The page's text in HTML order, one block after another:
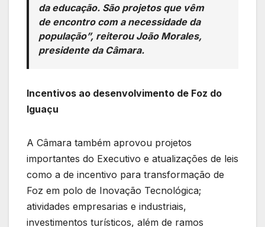
da educação. São projetos que vêm
de encontro com a necessidade da
população”, reiterou João Morales,
presidente da Câmara.
Incentivos ao desenvolvimento de Foz do
Iguaçu
A Câmara também aprovou projetos
importantes do Executivo e atualizações de leis
como a de incentivo para transformação de
Foz em polo de Inovação Tecnológica;
atividades empresarias e industriais,
investimentos turísticos, além de ramos